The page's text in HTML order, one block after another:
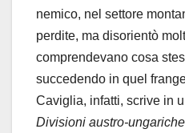
nemico, nel settore
perdite, ma disorientò
comprendevano cosa
succedendo in quel
Caviglia, infatti, scrive in
Divisioni austro-